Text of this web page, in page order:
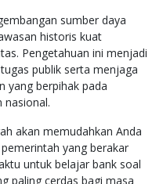
sumber daya
historis kuat
Pengetahuan ini menjadi
publik serta menjaga
yang berpihak pada
nasional.
akan memudahkan Anda
yang berakar
untuk belajar bank soal
paling cerdas bagi masa